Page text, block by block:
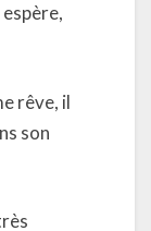
rêve, il
son